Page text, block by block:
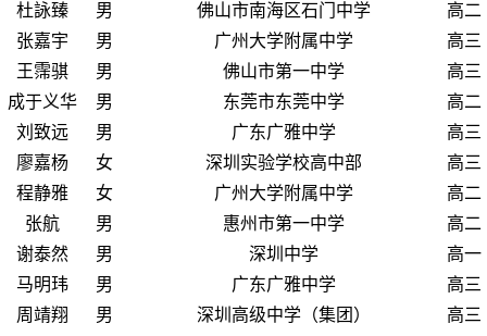
杜詠臻
男 佛山市南海区石门中学
高二
张嘉宇
男 广州大学附属中学
高三
王霈骐
男 佛山市第一中学
高三
成于义华
男 东莞市东莞中学
高二
刘致远
男 广东广雅中学
高三
廖嘉杨
女 深圳实验学校高中部
高三
程静雅
女 广州大学附属中学
高二
张航
男 惠州市第一中学
高二
谢泰然
男 深圳中学
高一
马明玮
男 广东广雅中学
高三
周靖翔
男 深圳高级中学（集团）
高三